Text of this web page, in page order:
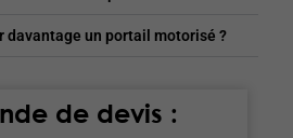
davantage un portail motorisé ?
de devis :